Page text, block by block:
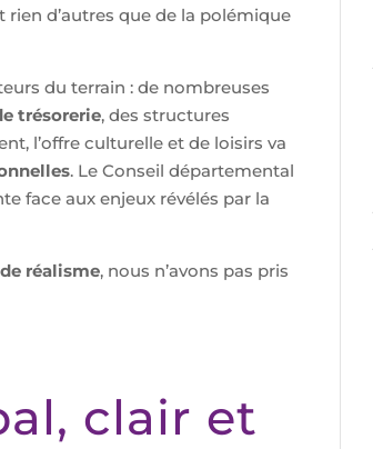
rien d’autres que de la polémique
du terrain : de nombreuses
trésorerie, des structures
l’offre culturelle et de loisirs va
. Le Conseil départemental
face aux enjeux révélés par la
réalisme, nous n’avons pas pris
clair et